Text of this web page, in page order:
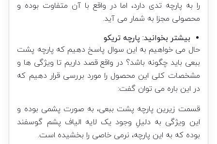
را به پارچه تدی دارد، اما در واقع با آن متفاوت بوده و
محصولی مجزا به شمار می آید.
بیشتر بخوانید:پارچه تریکو
حال می خواهیم به این سوال پاسخ دهیم که پارچه پشت
ببعی باید چگونه باشد؟ در واقع قصد داریم تا ویژگی ها و
مشخصات کلی این محصول را مورد بررسی قرار دهیم که
در این باره می توان گفت:
قسمت زیرین پارچه پشت ببعی، به صورت پشمی بوده و
این ویژگی به دلیلِ وجود یک لایه الیاف پشم گوسفند
بوده که به این پارچه، نرمی خاصی را بخشیده است.